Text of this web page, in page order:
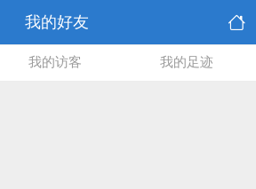
我的好友
我的访客 我的足迹